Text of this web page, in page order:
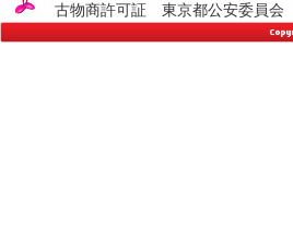
古物商許可証 東京都公安委員